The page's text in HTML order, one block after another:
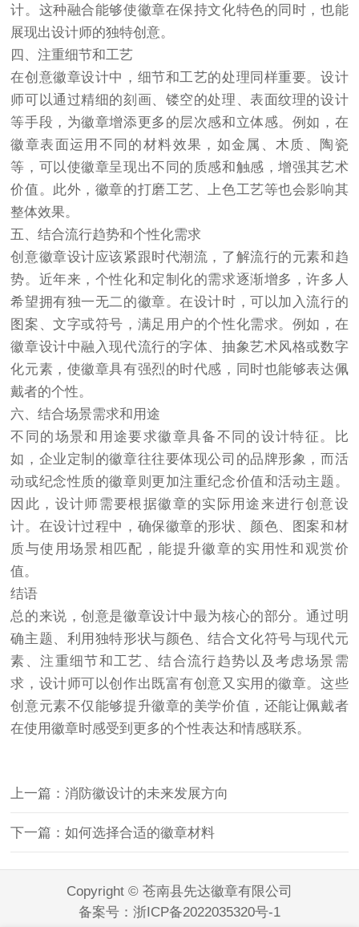
计。这种融合能够使徽章在保持文化特色的同时，也能
展现出设计师的独特创意。
四、注重细节和工艺
在创意徽章设计中，细节和工艺的处理同样重要。设计
师可以通过精细的刻画、镂空的处理、表面纹理的设计
等手段，为徽章增添更多的层次感和立体感。例如，在
徽章表面运用不同的材料效果，如金属、木质、陶瓷
等，可以使徽章呈现出不同的质感和触感，增强其艺术
价值。此外，徽章的打磨工艺、上色工艺等也会影响其
整体效果。
五、结合流行趋势和个性化需求
创意徽章设计应该紧跟时代潮流，了解流行的元素和趋
势。近年来，个性化和定制化的需求逐渐增多，许多人
希望拥有独一无二的徽章。在设计时，可以加入流行的
图案、文字或符号，满足用户的个性化需求。例如，在
徽章设计中融入现代流行的字体、抽象艺术风格或数字
化元素，使徽章具有强烈的时代感，同时也能够表达佩
戴者的个性。
六、结合场景需求和用途
不同的场景和用途要求徽章具备不同的设计特征。比
如，企业定制的徽章往往要体现公司的品牌形象，而活
动或纪念性质的徽章则更加注重纪念价值和活动主题。
因此，设计师需要根据徽章的实际用途来进行创意设
计。在设计过程中，确保徽章的形状、颜色、图案和材
质与使用场景相匹配，能提升徽章的实用性和观赏价
值。
结语
总的来说，创意是徽章设计中最为核心的部分。通过明
确主题、利用独特形状与颜色、结合文化符号与现代元
素、注重细节和工艺、结合流行趋势以及考虑场景需
求，设计师可以创作出既富有创意又实用的徽章。这些
创意元素不仅能够提升徽章的美学价值，还能让佩戴者
在使用徽章时感受到更多的个性表达和情感联系。
上一篇：消防徽设计的未来发展方向
下一篇：如何选择合适的徽章材料
Copyright © 苍南县先达徽章有限公司
备案号： 浙ICP备2022035320号-1